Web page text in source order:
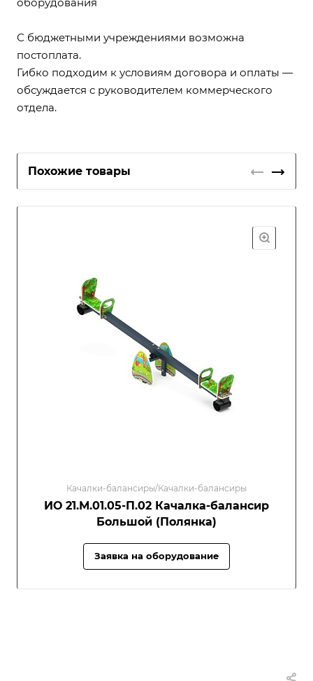
С бюджетными учреждениями возможна
постоплата.
Гибко подходим к условиям договора и оплаты —
обсуждается с руководителем коммерческого
отдела.
Похожие товары
Качалки-балансиры/Качалки-балансиры
ИО 21.М.01.05-П.02 Качалка-балансир
Большой (Полянка)
Заявка на оборудование